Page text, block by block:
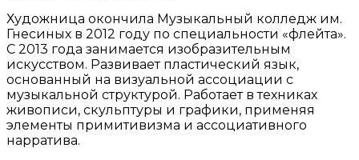
Художница окончила Музыкальный колледж им.
Гнесиных в 2012 году по специальности «флейта».
С 2013 года занимается изобразительным
искусством. Развивает пластический язык,
основанный на визуальной ассоциации с
музыкальной структурой. Работает в техниках
живописи, скульптуры и графики, применяя
элементы примитивизма и ассоциативного
нарратива.